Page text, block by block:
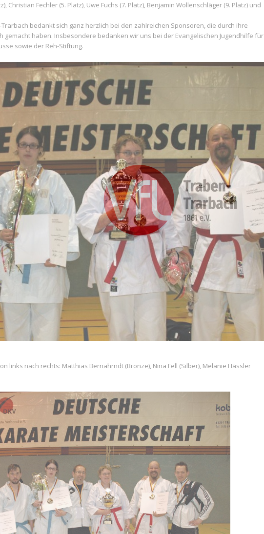
Christian Fechler (5. Platz), Uwe Fuchs (7. Platz), Benjamin Wollenschläger (9. Platz) und
bedankt sich ganz herzlich bei den zahlreichen Sponsoren, die durch ihre
gemacht haben. Insbesondere bedanken wir uns bei der Evangelischen Jugendhilfe für
sowie der Reh-Stiftung.
links nach rechts: Matthias Bernahrndt (Bronze), Nina Fell (Silber), Melanie Hässler